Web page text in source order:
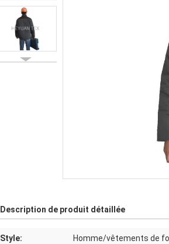
Description de produit détaillée
Style: Homme/vêtements de